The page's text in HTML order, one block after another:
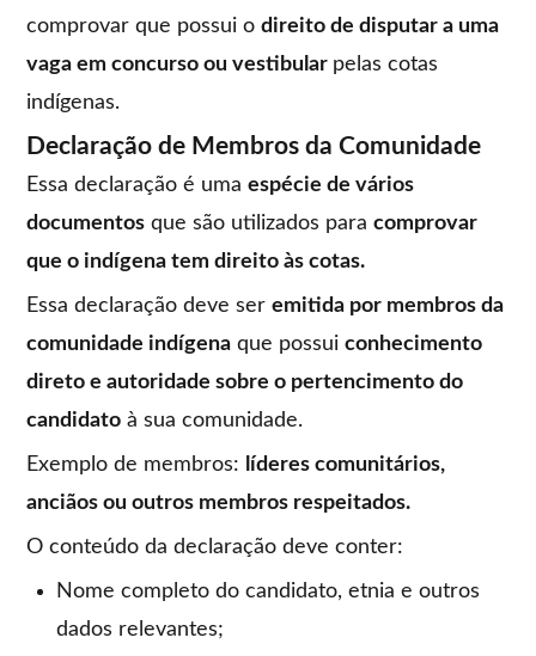
comprovar que possui odireito de disputar a uma
vaga em concurso ou vestibular pelas cotas
indígenas.
Declaração de Membros da Comunidade
Essa declaração é umaespécie de vários
documentos que são utilizados paracomprovar
que o indígena tem direito às cotas.
Essa declaração deve seremitida por membros da
comunidade indígena que possuiconhecimento
direto e autoridade sobre o pertencimento do
candidato à sua comunidade.
Exemplo de membros:
líderes comunitários,
anciãos ou outros membros respeitados.
O conteúdo da declaração deve conter:
Nome completo do candidato, etnia e outros
dados relevantes;